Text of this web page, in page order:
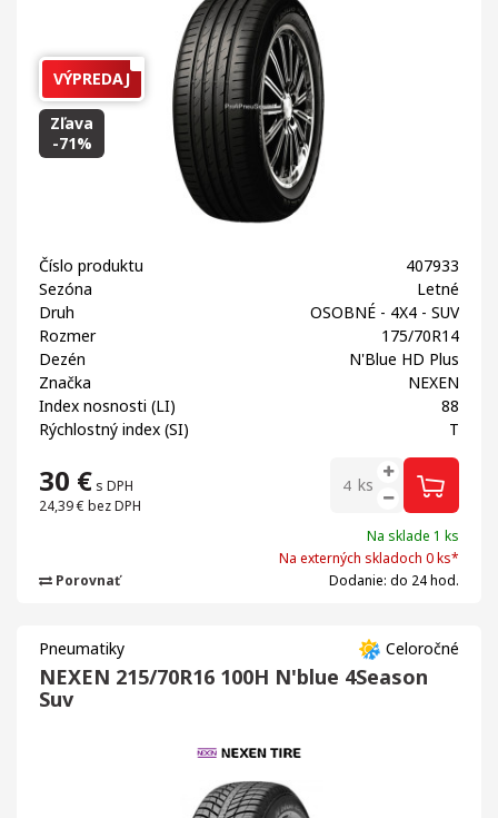
VÝPREDAJ
Zľava
-71%
Číslo produktu
407933
Sezóna
Letné
Druh
OSOBNÉ - 4X4 - SUV
Rozmer
175/70R14
Dezén
N'Blue HD Plus
Značka
NEXEN
Index nosnosti (LI)
88
Rýchlostný index (SI)
T
30 € s DPH
24,39 € bez DPH
ks
Na sklade 1 ks
Na externých skladoch 0 ks*
Dodanie: do 24 hod.
Porovnať
Celoročné
Pneumatiky
NEXEN 215/70R16 100H N'blue 4Season
Suv